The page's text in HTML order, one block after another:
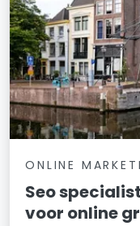
ONLINE
Seo
voor online